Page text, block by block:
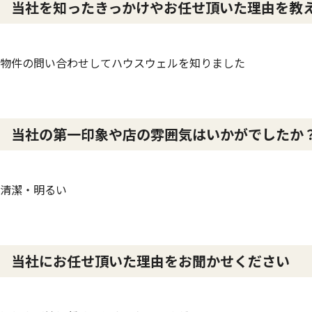
当社を知ったきっかけやお任せ頂いた理由を教
物件の問い合わせしてハウスウェルを知りました
当社の第一印象や店の雰囲気はいかがでしたか
清潔・明るい
当社にお任せ頂いた理由をお聞かせください